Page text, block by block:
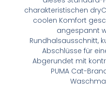
charakteristischen
coolen Komfort
angespannt
Rundhalsausschnitt,
Abschlüsse für
Abgerundet mit
PUMA Cat-